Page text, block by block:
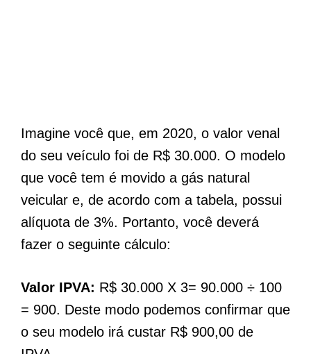
Imagine você que, em 2020, o valor venal
do seu veículo foi de R$ 30.000. O modelo
que você tem é movido a gás natural
veicular e, de acordo com a tabela, possui
alíquota de 3%. Portanto, você deverá
fazer o seguinte cálculo:
Valor IPVA: R$ 30.000 X 3= 90.000 ÷ 100
= 900. Deste modo podemos confirmar que
o seu modelo irá custar R$ 900,00 de